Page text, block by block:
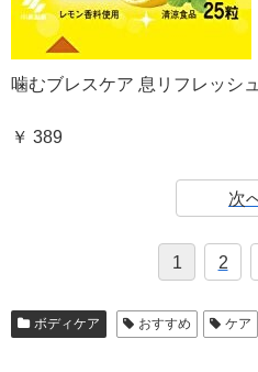
噛むブレスケア 息リフレッシ
￥ 389
次
1 2
ボディケア おすすめ ケア